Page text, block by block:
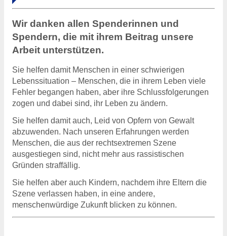
Wir danken allen Spenderinnen und
Spendern, die mit ihrem Beitrag unsere
Arbeit unterstützen.
Sie helfen damit Menschen in einer schwierigen
Lebenssituation – Menschen, die in ihrem Leben viele
Fehler begangen haben, aber ihre Schlussfolgerungen
zogen und dabei sind, ihr Leben zu ändern.
Sie helfen damit auch, Leid von Opfern von Gewalt
abzuwenden. Nach unseren Erfahrungen werden
Menschen, die aus der rechtsextremen Szene
ausgestiegen sind, nicht mehr aus rassistischen
Gründen straffällig.
Sie helfen aber auch Kindern, nachdem ihre Eltern die
Szene verlassen haben, in eine andere,
menschenwürdige Zukunft blicken zu können.